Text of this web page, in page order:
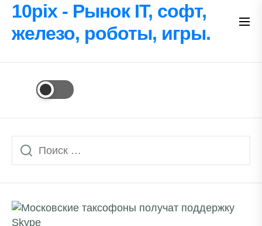
Перейти
содержимому
10pix - Рынок IT, софт,
железо, роботы, игры.